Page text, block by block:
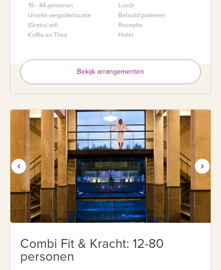
10 - 44 personen
Unieke vergaderlocatie
(Gratis) wifi
Koffie en Thee
Lunch
Betaald parkeren
Receptie
Hotel
Bekijk arrangementen
Combi Fit & Kracht: 12-80
personen